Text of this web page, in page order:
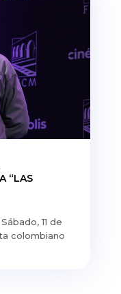
“LAS
11 de
colombiano